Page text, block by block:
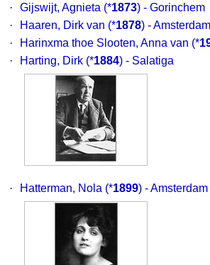
·
Gijswijt, Agnieta (*1873) - Gorinchem
·
Haaren, Dirk van (*1878) - Amsterdam
·
Harinxma thoe Slooten, Anna van (*
·
Harting, Dirk (*1884) - Salatiga
· Hatterman, Nola (*1899) - Amsterdam